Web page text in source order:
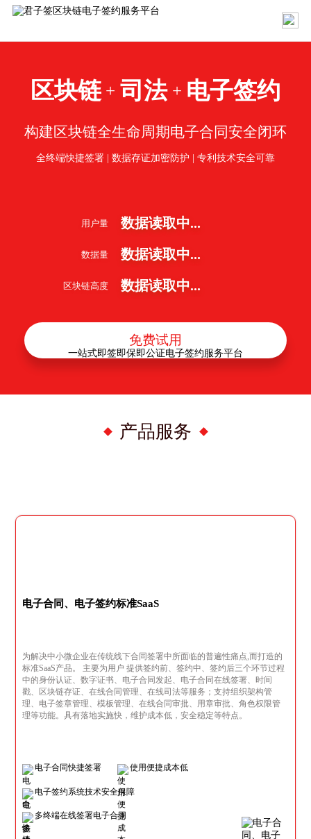
区块链 + 司法 + 电子签约
构建区块链全生命周期电子合同安全闭环
全终端快捷签署 | 数据存证加密防护 | 专利技术安全可靠
用户量 数据读取中...
数据量 数据读取中...
区块链高度 数据读取中...
免费试用
产品服务
一站式即签即保即公证电子签约服务平台
电子合同、电子签约标准SaaS
为解决中小微企业在传统线下合同签署中所面临的普遍性痛点,而打造的
标准SaaS产品。 主要为用户 提供签约前、签约中、签约后三个环节过程
中的身份认证、数字证书、电子合同发起、电子合同在线签署、时间
戳、区块链存证、在线合同管理、在线司法等服务；支持组织架构管
理、电子签章管理、模板管理、在线合同审批、用章审批、角色权限管
理等功能。具有落地实施快，维护成本低，安全稳定等特点。
电子合同快捷签署 使用便捷成本低
电子签约系统技术安全保障
多终端在线签署电子合同